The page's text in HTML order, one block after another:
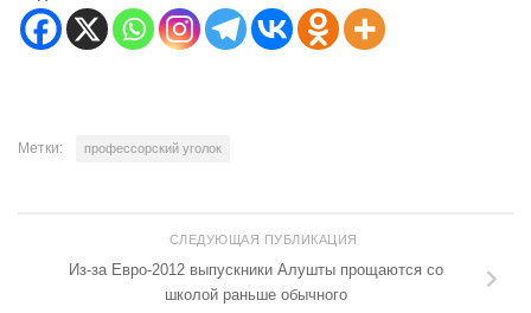
Метки: профессорский уголок
СЛЕДУЮЩАЯ ПУБЛИКАЦИЯ
Из-за Евро-2012 выпускники Алушты прощаются со
школой раньше обычного